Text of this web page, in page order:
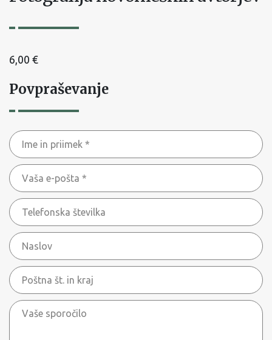
6,00 €
Povpraševanje
Ime
in
priimek
Vaša
e-
pošta
Telefonska
številka
Naslov
Poštna
št.
in
Vaše